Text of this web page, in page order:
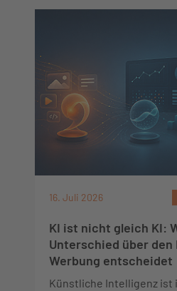
16. Juli 2026
KI ist nicht gleich KI:
Unterschied über
Werbung entscheidet
Künstliche Intelligenz ist